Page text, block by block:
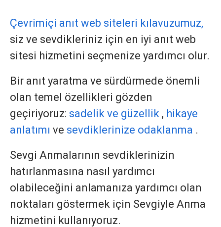
Çevrimiçi anıt web siteleri kılavuzumuz,
siz ve sevdikleriniz için en iyi anıt web
sitesi hizmetini seçmenize yardımcı olur.
Bir anıt yaratma ve sürdürmede önemli
olan temel özellikleri gözden
geçiriyoruz: sadelik ve güzellik , hikaye
anlatımı ve sevdiklerinize odaklanma .
Sevgi Anmalarının sevdiklerinizin
hatırlanmasına nasıl yardımcı
olabileceğini anlamanıza yardımcı olan
noktaları göstermek için Sevgiyle Anma
hizmetini kullanıyoruz.